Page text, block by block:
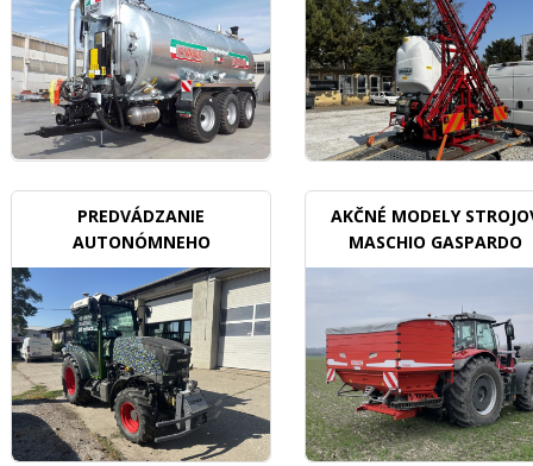
PREDVÁDZANIE
AUTONÓMNEHO
TRAKTORU V SADOCH
AKČNÉ MODELY
MASCHIO GASPARDO